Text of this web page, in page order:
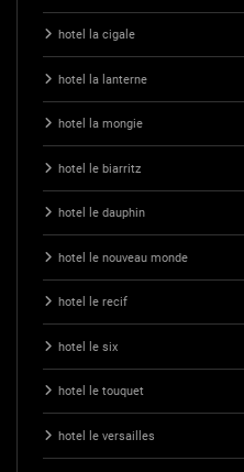
hotel la cigale
hotel la lanterne
hotel la mongie
hotel le biarritz
hotel le dauphin
hotel le nouveau monde
hotel le recif
hotel le six
hotel le touquet
hotel le versailles